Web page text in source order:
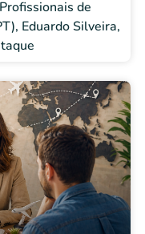
de
Eduardo Silveira,